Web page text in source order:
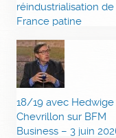
réindustrialisation de
France patine
18/19 avec Hedwige
Chevrillon sur BFM
Business – 3 juin